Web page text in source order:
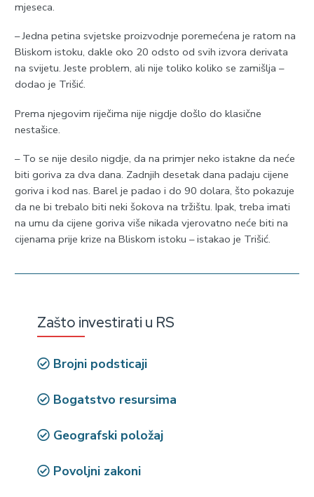
mjeseca.
– Јedna petina svjetske proizvodnje poremećena je ratom na
Bliskom istoku, dakle oko 20 odsto od svih izvora derivata
na svijetu. Јeste problem, ali nije toliko koliko se zamišlja –
dodao je Trišić.
Prema njegovim riječima nije nigdje došlo do klasične
nestašice.
– To se nije desilo nigdje, da na primjer neko istakne da neće
biti goriva za dva dana. Zadnjih desetak dana padaju cijene
goriva i kod nas. Barel je padao i do 90 dolara, što pokazuje
da ne bi trebalo biti neki šokova na tržištu. Ipak, treba imati
na umu da cijene goriva više nikada vjerovatno neće biti na
cijenama prije krize na Bliskom istoku – istakao je Trišić.
Zašto investirati u RS
Brojni podsticaji
Bogatstvo resursima
Geografski položaj
Povoljni zakoni